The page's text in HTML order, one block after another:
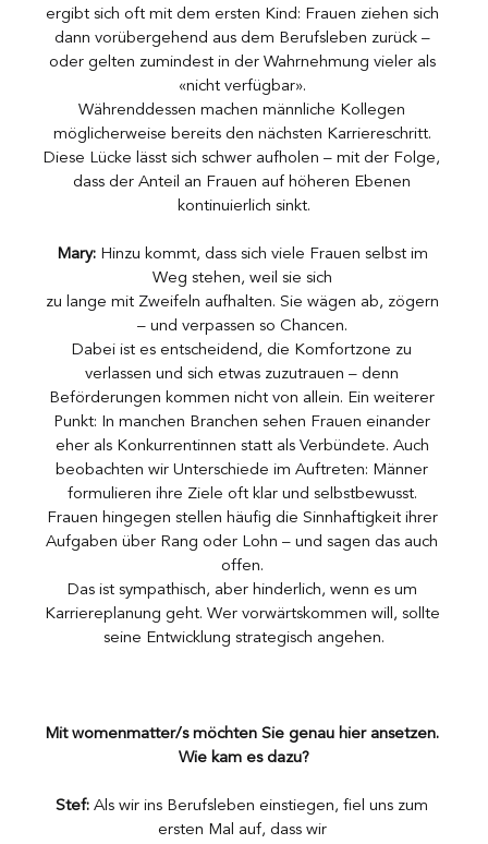
ergibt sich oft mit dem ersten Kind: Frauen ziehen sich
dann vorübergehend aus dem Berufsleben zurück –
oder gelten zumindest in der Wahrnehmung vieler als
«nicht verfügbar».
Währenddessen machen männliche Kollegen
möglicherweise bereits den nächsten Karriereschritt.
Diese Lücke lässt sich schwer aufholen – mit der Folge,
dass der Anteil an Frauen auf höheren Ebenen
kontinuierlich sinkt.
Mary: Hinzu kommt, dass sich viele Frauen selbst im
Weg stehen, weil sie sich
zu lange mit Zweifeln aufhalten. Sie wägen ab, zögern
– und verpassen so Chancen.
Dabei ist es entscheidend, die Komfortzone zu
verlassen und sich etwas zuzutrauen – denn
Beförderungen kommen nicht von allein. Ein weiterer
Punkt: In manchen Branchen sehen Frauen einander
eher als Konkurrentinnen statt als Verbündete. Auch
beobachten wir Unterschiede im Auftreten: Männer
formulieren ihre Ziele oft klar und selbstbewusst.
Frauen hingegen stellen häufig die Sinnhaftigkeit ihrer
Aufgaben über Rang oder Lohn – und sagen das auch
offen.
Das ist sympathisch, aber hinderlich, wenn es um
Karriereplanung geht. Wer vorwärtskommen will, sollte
seine Entwicklung strategisch angehen.
Mit womenmatter/s möchten Sie genau hier ansetzen.
Wie kam es dazu?
Stef: Als wir ins Berufsleben einstiegen, fiel uns zum
ersten Mal auf, dass wir